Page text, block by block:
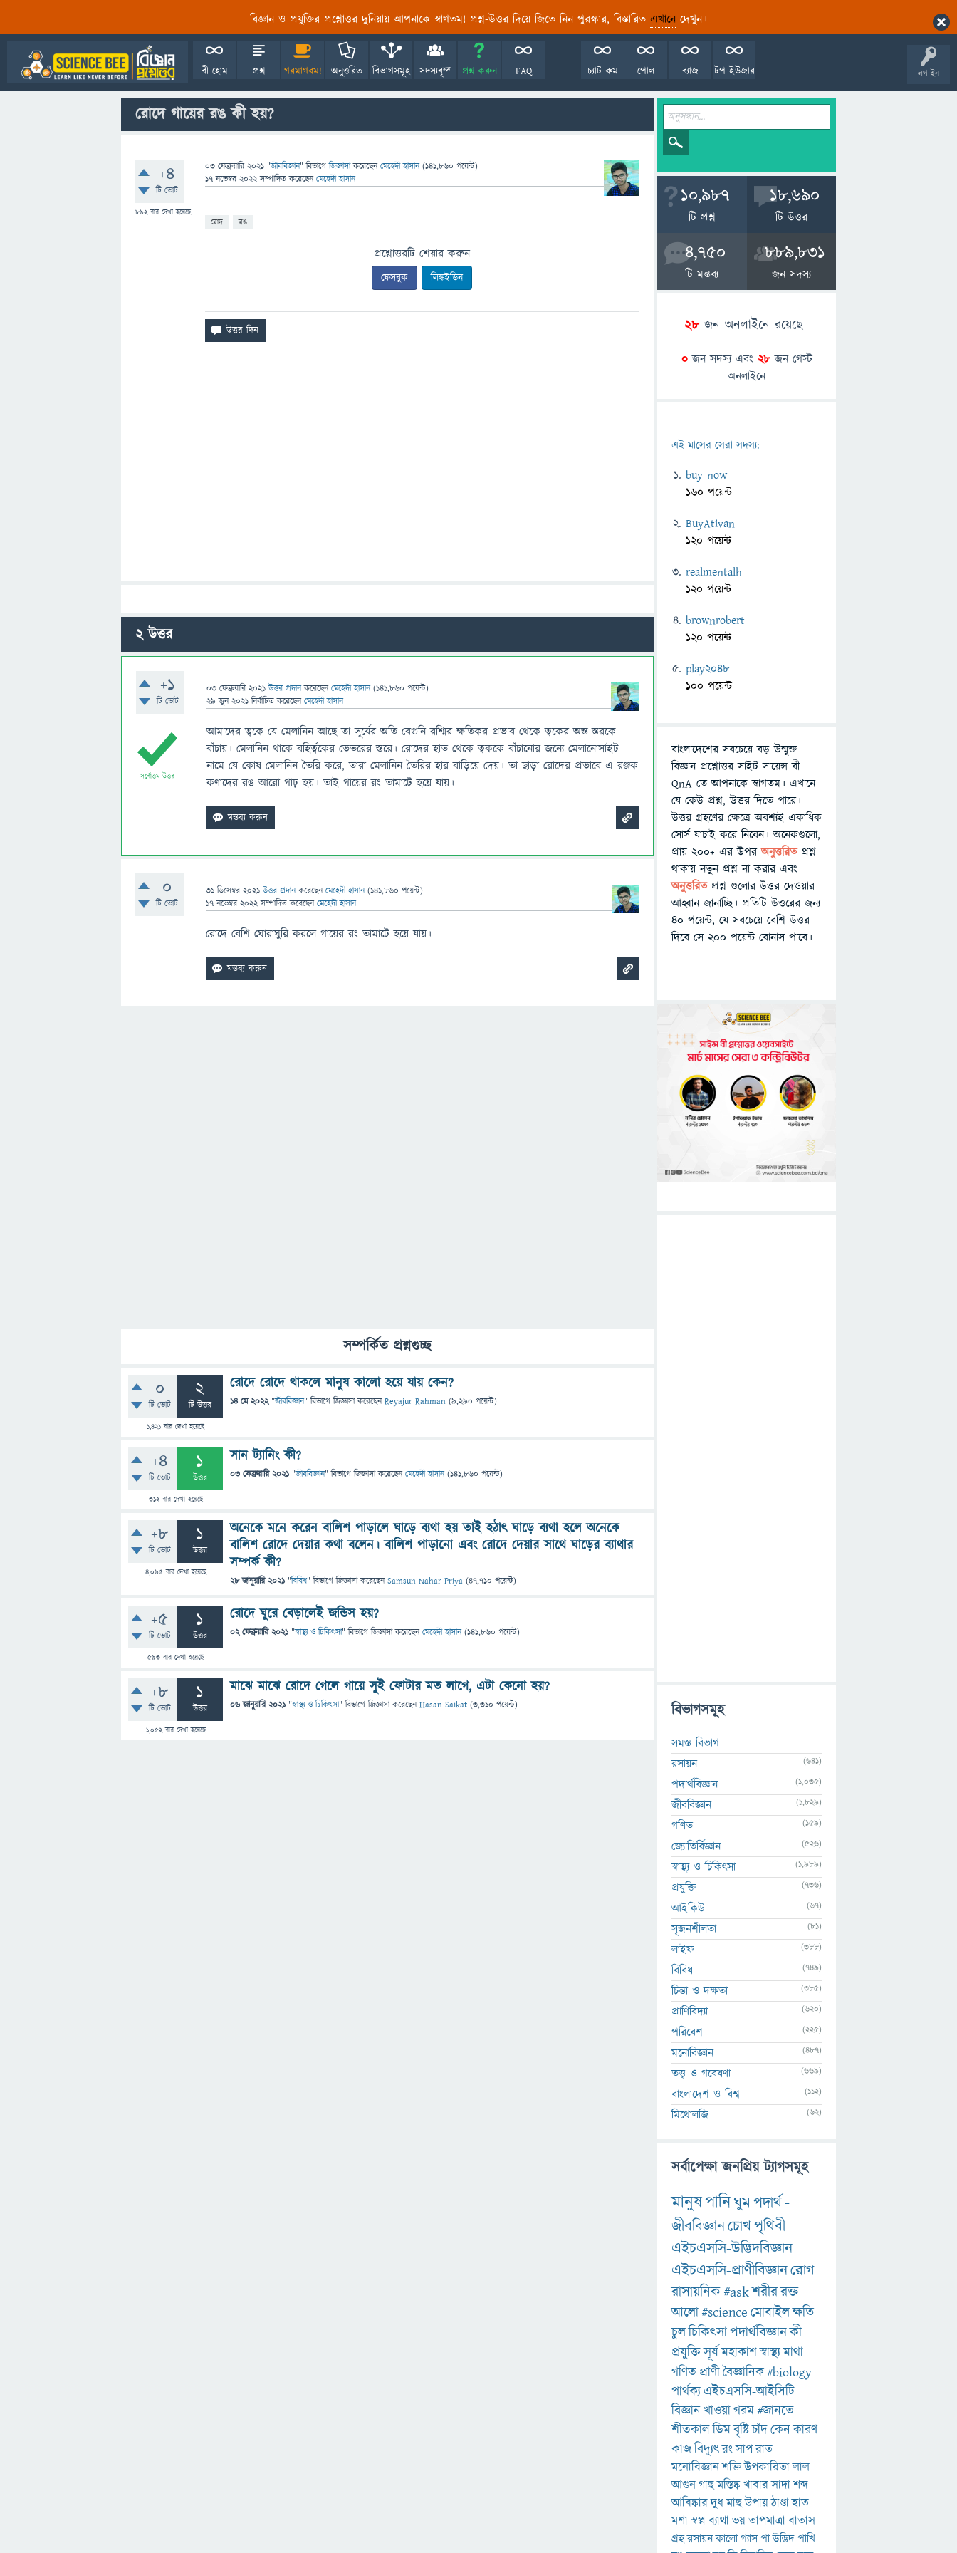
বিজ্ঞান ও প্রযুক্তির প্রশ্নোত্তর দুনিয়ায় আপনাকে স্বাগতম! প্রশ্ন-উত্তর দিয়ে জিতে নিন পুরস্কার, বিস্তারিত এখানেদেখুন।
লগ ইন
বী হোম প্রশ্ন গরমাগরম! অনুত্তরিত বিভাগসমূহ সদস্যবৃন্দ প্রশ্ন করুন FAQ টপ ইউজার
ব্যাজ
পোল
চ্যাট রুম
রোদে গায়ের রঙ কী হয়?
+4
টি ভোট
892বার দেখা হয়েছে
03 ফেব্রুয়ারি 2021 "জীববিজ্ঞান" বিভাগে জিজ্ঞাসাকরেছেনমেহেদী হাসান (141,860 পয়েন্ট)
17 নভেম্বর 2022 সম্পাদিত করেছেনমেহেদী হাসান
রোদ রঙ
প্রশ্নোত্তরটি শেয়ার করুন
ফেসবুক লিঙ্কইডিন
2উত্তর
+1
টি ভোট
03 ফেব্রুয়ারি 2021 উত্তর প্রদান করেছেনমেহেদী হাসান (141,860 পয়েন্ট)
29 জুন 2021 নির্বাচিত করেছেনমেহেদী হাসান
সর্বোত্তম উত্তর
আমাদের ত্বকে যে মেলানিন আছে তা সূর্যের অতি বেগুনি রশ্মির ক্ষতিকর প্রভাব থেকে ত্বকের অন্ত-স্তরকে
বাঁচায়। মেলানিন থাকে বহির্ত্বকের ভেতরের স্তরে। রােদের হাত থেকে ত্বককে বাঁচানাের জন্যে মেলানােসাইট
নামে যে কোষ মেলানিন তৈরি করে, তারা মেলানিন তৈরির হার বাড়িয়ে দেয়। তা ছাড়া রােদের প্রভাবে এ রঞ্জক
কণাদের রঙ আরাে গাঢ় হয়। তাই গায়ের রং তামাটে হয়ে যায়।
0
টি ভোট
31 ডিসেম্বর 2021 উত্তর প্রদান করেছেনমেহেদী হাসান (141,860 পয়েন্ট)
17 নভেম্বর 2022 সম্পাদিত করেছেনমেহেদী হাসান
রোদে বেশি ঘোরাঘুরি করলে গায়ের রং তামাটে হয়ে যায়।
সম্পর্কিত প্রশ্নগুচ্ছ
0
টি ভোট
2
টি উত্তর
1,421 বার দেখা হয়েছে
রোদে রোদে থাকলে মানুষ কালো হয়ে যায় কেন?
14 মে 2022 "জীববিজ্ঞান" বিভাগে জিজ্ঞাসাকরেছেনReyajur Rahman (9,290 পয়েন্ট)
+4
টি ভোট
1
উত্তর
312বার দেখা হয়েছে
সান ট্যানিং কী?
03 ফেব্রুয়ারি 2021 "জীববিজ্ঞান" বিভাগে জিজ্ঞাসাকরেছেনমেহেদী হাসান (141,860 পয়েন্ট)
+8
টি ভোট
1
উত্তর
4,095বার দেখা হয়েছে
অনেকে মনে করেন বালিশ পাড়ালে ঘাড়ে ব্যথা হয় তাই হঠাৎ ঘাড়ে ব্যথা হলে অনেকে
বালিশ রোদে দেয়ার কথা বলেন। বালিশ পাড়ানো এবং রোদে দেয়ার সাথে ঘাড়ের ব্যাথার
সম্পর্ক কী?
28 জানুয়ারি 2021 "বিবিধ" বিভাগে জিজ্ঞাসাকরেছেনSamsun Nahar Priya (47,710 পয়েন্ট)
+5
টি ভোট
1
উত্তর
593 বার দেখা হয়েছে
রোদে ঘুরে বেড়ালেই জন্ডিস হয়?
02 ফেব্রুয়ারি 2021 "স্বাস্থ্য ও চিকিৎসা" বিভাগে জিজ্ঞাসাকরেছেনমেহেদী হাসান (141,860 পয়েন্ট)
+8
টি ভোট
1
উত্তর
1,052বার দেখা হয়েছে
মাঝে মাঝে রোদে গেলে গায়ে সুই ফোটার মত লাগে, এটা কেনো হয়?
06 জানুয়ারি 2021 "স্বাস্থ্য ও চিকিৎসা" বিভাগে জিজ্ঞাসাকরেছেনHasan Saikat (3,310 পয়েন্ট)
10,987
টি প্রশ্ন
18,690
টি উত্তর
4,750
টি মন্তব্য
889,831
জন সদস্য
28জন অনলাইনে রয়েছে
0জন সদস্য এবং 28জন গেস্ট
অনলাইনে
এই মাসের সেরা সদস্য:
buy now
160 পয়েন্ট
BuyAtivan
120 পয়েন্ট
realmentalh
120 পয়েন্ট
brownrobert
120 পয়েন্ট
play2048
100 পয়েন্ট
বাংলাদেশের সবচেয়ে বড় উন্মুক্ত
বিজ্ঞান প্রশ্নোত্তর সাইট সায়েন্স বী
QnA তে আপনাকে স্বাগতম। এখানে
যে কেউ প্রশ্ন, উত্তর দিতে পারে।
উত্তর গ্রহণের ক্ষেত্রে অবশ্যই একাধিক
সোর্স যাচাই করে নিবেন। অনেকগুলো,
প্রায় ২০০+ এর উপরঅনুত্তরিতপ্রশ্ন
থাকায় নতুন প্রশ্ন না করার এবং
অনুত্তরিত প্রশ্ন গুলোর উত্তর দেওয়ার
আহ্বান জানাচ্ছি। প্রতিটি উত্তরের জন্য
৪০ পয়েন্ট, যে সবচেয়ে বেশি উত্তর
দিবে সে ২০০ পয়েন্ট বোনাস পাবে।
বিভাগসমূহ
সমস্ত বিভাগ
রসায়ন
(641)
পদার্থবিজ্ঞান (1,035)
জীববিজ্ঞান (1,829)
গণিত (159)
জ্যোতির্বিজ্ঞান (526)
স্বাস্থ্য ও চিকিৎসা (1,989)
প্রযুক্তি (736)
আইকিউ (67)
সৃজনশীলতা (81)
লাইফ (388)
বিবিধ (749)
চিন্তা ও দক্ষতা (385)
প্রাণিবিদ্যা (620)
পরিবেশ (225)
মনোবিজ্ঞান (487)
তত্ত্ব ও গবেষণা (669)
বাংলাদেশ ও বিশ্ব (112)
মিথোলজি (62)
সর্বাপেক্ষা জনপ্রিয় ট্যাগসমূহ
মানুষপানিঘুমপদার্থ-
জীববিজ্ঞানচোখপৃথিবী
এইচএসসি-উদ্ভিদবিজ্ঞান
এইচএসসি-প্রাণীবিজ্ঞানরোগ
রাসায়নিক#askশরীররক্ত
আলো#scienceমোবাইলক্ষতি
চুলচিকিৎসাপদার্থবিজ্ঞানকী
প্রযুক্তিসূর্যমহাকাশস্বাস্থ্যমাথা
গণিত প্রাণীবৈজ্ঞানিক#biology
পার্থক্য এইচএসসি-আইসিটি
বিজ্ঞানখাওয়াগরম#জানতে
শীতকালডিমবৃষ্টিচাঁদকেনকারণ
কাজবিদ্যুৎরংসাপরাত
মনোবিজ্ঞানশক্তিউপকারিতালাল
আগুনগাছমস্তিষ্কখাবারসাদাশব্দ
আবিষ্কারদুধমাছউপায়ঠাণ্ডাহাত
মশাস্বপ্নব্যাথাভয়তাপমাত্রাবাতাস
গ্রহরসায়নকালোগ্যাসপাউদ্ভিদপাখি